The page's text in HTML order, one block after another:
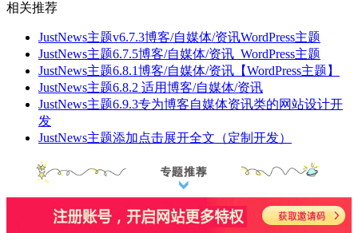
相关推荐
JustNews主题v6.7.3博客/自媒体/资讯WordPress主题
JustNews主题6.7.5博客/自媒体/资讯_WordPress主题
JustNews主题6.8.1博客/自媒体/资讯【WordPress主题】
JustNews主题6.8.2 适用博客/自媒体/资讯
JustNews主题6.9.3专为博客自媒体资讯类的网站设计开
发
JustNews主题添加点击展开全文（定制开发）